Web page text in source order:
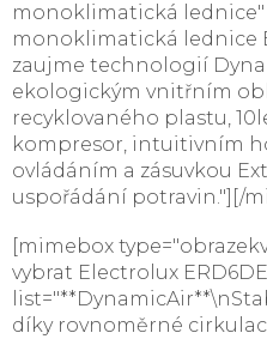
monoklimatická lednice"
monoklimatická lednice
zaujme technologií
ekologickým vnitřním
recyklovaného plastu,
kompresor, intuitivním
ovládáním a zásuvkou
uspořádání potravin."][/
[mimebox
vybrat Electrolux
díky rovnoměrné